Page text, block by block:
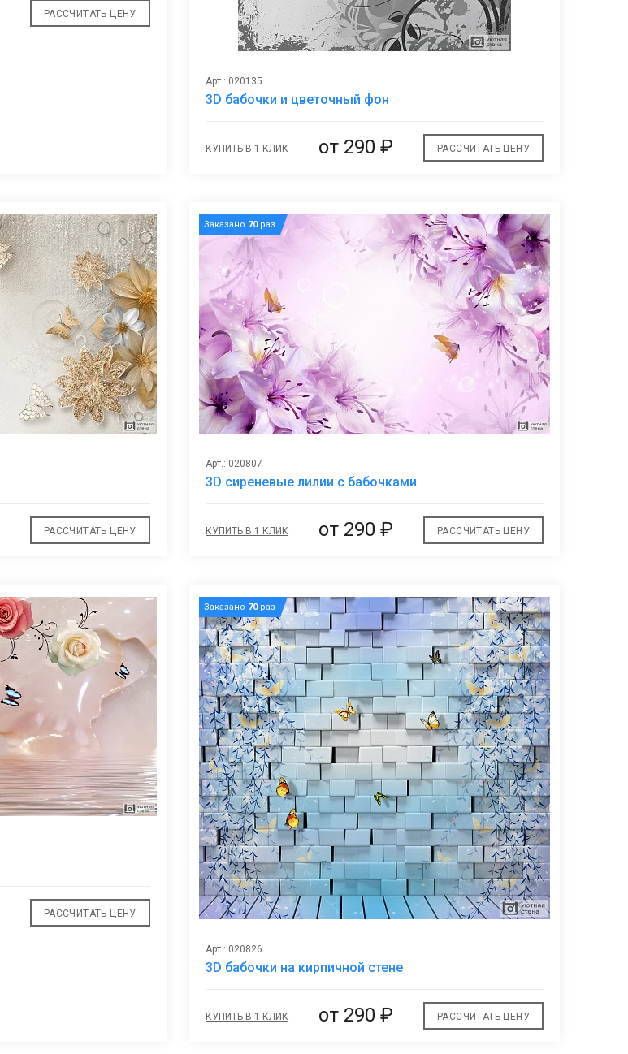
РАССЧИТАТЬ ЦЕНУ
Арт.: 020135
3D бабочки и цветочный фон
КУПИТЬ В 1 КЛИК от 290 ₽ РАССЧИТАТЬ ЦЕНУ
избранное
РАССЧИТАТЬ ЦЕНУ
Заказано 70раз
Арт.: 020807
3D сиреневые лилии с бабочками
КУПИТЬ В 1 КЛИК от 290 ₽ РАССЧИТАТЬ ЦЕНУ
избранное
РАССЧИТАТЬ ЦЕНУ
Заказано 70раз
Арт.: 020826
3D бабочки на кирпичной стене
КУПИТЬ В 1 КЛИК от 290 ₽ РАССЧИТАТЬ ЦЕНУ